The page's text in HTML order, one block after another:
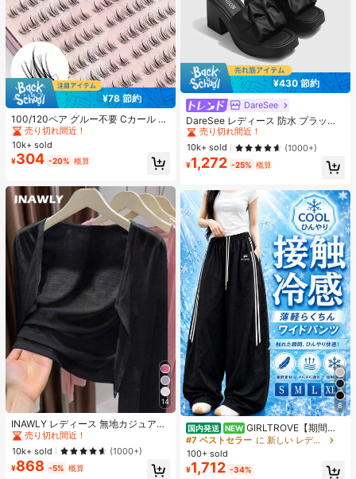
¥78 節約
100/120ペア グルー不要 Cカール 自
己接着式クラスターまつげ プレグル
ー 個別まつげクラスター 10-13mm
ソフト 韓国スタイル つけまつげ セ
グメントまつげ
#7 ベストセラー
に つけまつげ & 接着剤
売り切れ間近！
#7 ベストセラー
売り切れ間近！
#7 ベストセラー
売り切れ間近！
#7 ベストセラー
10k+ sold
¥304 -20% 概算
14
INAWLY レディース 無地カジュアル
薄手カーディガン、春夏用
#1 ベストセラー
売り切れ間近！
#1 ベストセラー
売り切れ間近！
#1 ベストセラー
売り切れ間近！
#1 ベストセラー
10k+ sold (1000+)
¥868 -5% 概算
¥430 節約
DareSee
DareSee レディース 防水 プラット
フォーム 厚底サンダル オープントゥ
スリッポンシューズ 夏新作 チャンキ
ーハイヒール Y2Kスタイル 通学向け
#1 ベストセラー
売り切れ間近！
#1 ベストセラー
売り切れ間近！
#1 ベストセラー
売り切れ間近！
#1 ベストセラー
10k+ sold (1000+)
¥1,272 -25% 概算
8
国内発送 NEW GIRLTROVE【期間限
定＆国内即発送】2026春・夏・秋新
作刺繍入りの軽量でふんわりとした
ワイドパンツ、女性向けハイウエス
ト。夏のビーチバケーションにぴっ
#7 ベストセラー
に 新しい レディースパンツ
100+ sold
¥1,712 -34%